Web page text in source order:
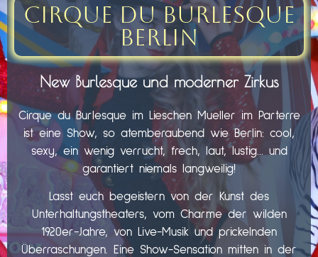
Cirque du Burlesque
Berlin
New Burlesque und moderner Zirkus
Cirque du Burlesque im Lieschen Mueller im Parterre
ist eine Show, so atemberaubend wie Berlin: cool,
sexy, ein wenig verrucht, frech, laut, lustig… und
garantiert niemals langweilig!
Lasst euch begeistern von der Kunst des
Unterhaltungstheaters, vom Charme der wilden
1920er-Jahre, von Live-Musik und prickelnden
Überraschungen. Eine Show-Sensation mitten in der